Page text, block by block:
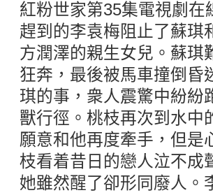
紅粉世家第35集電視劇在
趕到的李袁梅阻止了蘇琪
方潤澤的親生女兒。蘇琪
狂奔，最後被馬車撞倒昏
琪的事，衆人震驚中紛紛
獸行徑。桃枝再次到水中
願意和他再度牽手，但是
枝看着昔日的戀人泣不成
她雖然醒了卻形同廢人。